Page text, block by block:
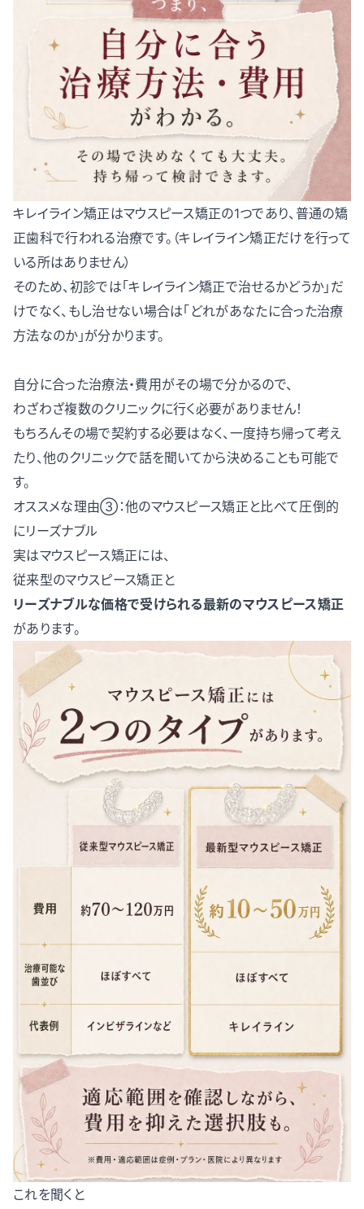
キレイライン矯正はマウスピース矯正の1つであり、普通の矯
正歯科で行われる治療です。（キレイライン矯正だけを行って
いる所はありません）
そのため、初診では「キレイライン矯正で治せるかどうか」だ
けでなく、もし治せない場合は「どれがあなたに合った治療
方法なのか」が分かります。
自分に合った治療法・費用がその場で分かるので、
わざわざ複数のクリニックに行く必要がありません！
もちろんその場で契約する必要はなく、一度持ち帰って考え
たり、他のクリニックで話を聞いてから決めることも可能で
す。
オススメな理由③：他のマウスピース矯正と比べて圧倒的
にリーズナブル
実はマウスピース矯正には、
従来型のマウスピース矯正と
リーズナブルな価格で受けられる最新のマウスピース矯正
があります。
これを聞くと